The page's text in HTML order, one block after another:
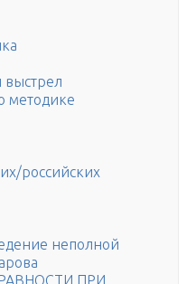
методике
российских
неполной
ПРИ